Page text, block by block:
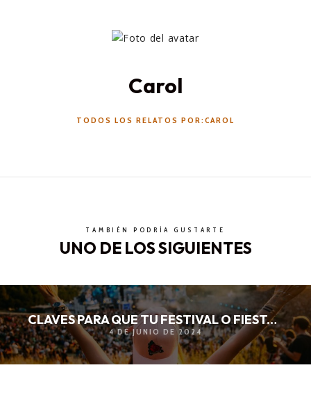
Carol
TODOS LOS RELATOS POR:CAROL
TAMBIÉN PODRÍA GUSTARTE
UNO DE LOS SIGUIENTES
CLAVES PARA QUE TU FESTIVAL O FIESTA SEAN UN ÉXITO
4 DE JUNIO DE 2024